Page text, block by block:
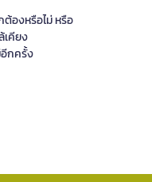
องหรือไม่ หรือ
เคียง
กครั้ง